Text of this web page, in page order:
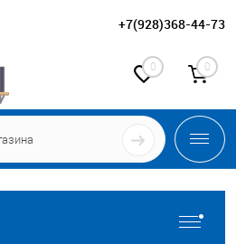
+7(928)368-44-73
0 0